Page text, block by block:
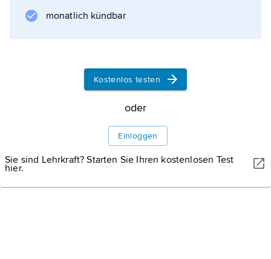
Widerlegbarkeit alles
erfahrungswissenschaftlichen Wissens. Die
Informationen zum Artikel
monatlich kündbar
Kostenlos testen
oder
Einloggen
Sie sind Lehrkraft? Starten Sie Ihren kostenlosen Test
hier.